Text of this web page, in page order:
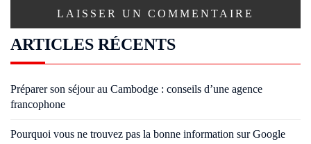
ARTICLES RÉCENTS
Préparer son séjour au Cambodge : conseils d’une agence
francophone
Pourquoi vous ne trouvez pas la bonne information sur Google